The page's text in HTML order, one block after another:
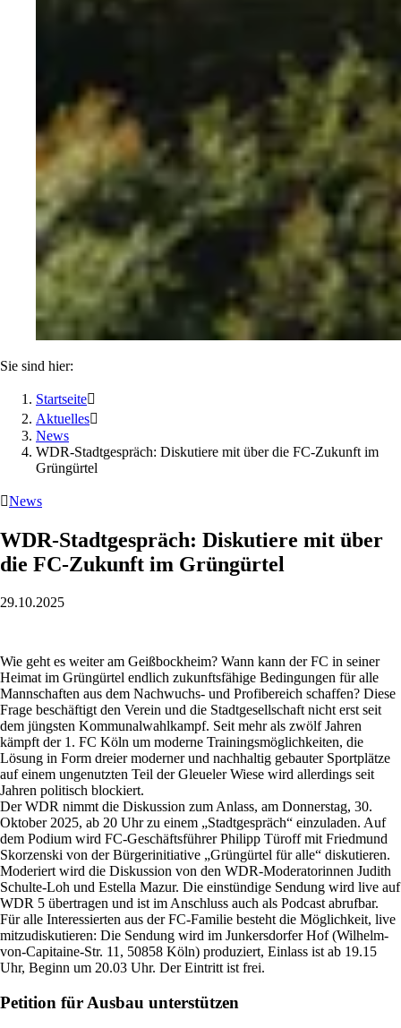
Sie sind hier:
Startseite
Aktuelles
News
WDR-Stadtgespräch: Diskutiere mit über die FC-Zukunft im
Grüngürtel
News
WDR-Stadtgespräch: Diskutiere mit über
die FC-Zukunft im Grüngürtel
29.10.2025
Wie geht es weiter am Geißbockheim? Wann kann der FC in seiner
Heimat im Grüngürtel endlich zukunftsfähige Bedingungen für alle
Mannschaften aus dem Nachwuchs- und Profibereich schaffen? Diese
Frage beschäftigt den Verein und die Stadtgesellschaft nicht erst seit
dem jüngsten Kommunalwahlkampf. Seit mehr als zwölf Jahren
kämpft der 1. FC Köln um moderne Trainingsmöglichkeiten, die
Lösung in Form dreier moderner und nachhaltig gebauter Sportplätze
auf einem ungenutzten Teil der Gleueler Wiese wird allerdings seit
Jahren politisch blockiert.
Der WDR nimmt die Diskussion zum Anlass, am Donnerstag, 30.
Oktober 2025, ab 20 Uhr zu einem „Stadtgespräch“ einzuladen. Auf
dem Podium wird FC-Geschäftsführer Philipp Türoff mit Friedmund
Skorzenski von der Bürgerinitiative „Grüngürtel für alle“ diskutieren.
Moderiert wird die Diskussion von den WDR-Moderatorinnen Judith
Schulte-Loh und Estella Mazur. Die einstündige Sendung wird live auf
WDR 5 übertragen und ist im Anschluss auch als Podcast abrufbar.
Für alle Interessierten aus der FC-Familie besteht die Möglichkeit, live
mitzudiskutieren: Die Sendung wird im Junkersdorfer Hof (Wilhelm-
von-Capitaine-Str. 11, 50858 Köln) produziert, Einlass ist ab 19.15
Uhr, Beginn um 20.03 Uhr. Der Eintritt ist frei.
Petition für Ausbau unterstützen